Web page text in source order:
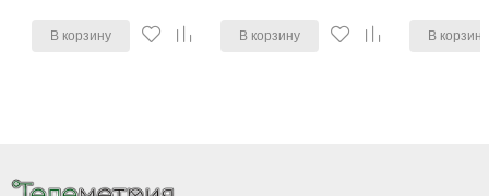
В корзину В корзину В корзину